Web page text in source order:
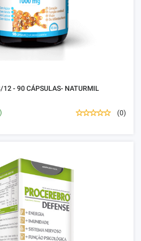
- 90 CÁPSULAS- NATURMIL
(0)